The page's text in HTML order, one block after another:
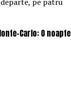
Carlo: O noapte